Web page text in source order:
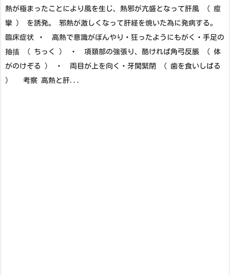
熱が極まったことにより風を生じ、熱邪が亢盛となって肝風 （ 痙
攣 ） を誘発。 邪熱が激しくなって肝経を焼いた為に発病する。
臨床症状 ・ 高熱で意識がぼんやり・狂ったようにもがく・手足の
抽搐 （ ちっく ） ・ 項頚部の強張り、酷ければ角弓反脹 （ 体
がのけぞる ） ・ 両目が上を向く・牙関緊閉 （ 歯を食いしばる
） 考察 高熱と肝...